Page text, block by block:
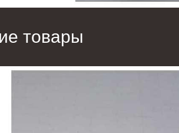
товары